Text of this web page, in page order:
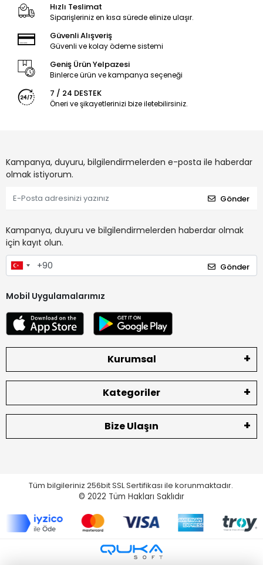
Hızlı Teslimat
Siparişleriniz en kısa sürede elinize ulaşır.
Güvenli Alışveriş
Güvenli ve kolay ödeme sistemi
Geniş Ürün Yelpazesi
Binlerce ürün ve kampanya seçeneği
7 / 24 DESTEK
Öneri ve şikayetlerinizi bize iletebilirsiniz.
Kampanya, duyuru, bilgilendirmelerden e-posta ile haberdar
olmak istiyorum.
Gönder
Kampanya, duyuru ve bilgilendirmelerden haberdar olmak
için kayıt olun.
Gönder
Mobil Uygulamalarımız
Kurumsal
Kategoriler
Bize Ulaşın
Tüm bilgileriniz 256bit SSL Sertifikası ile korunmaktadır.
© 2022 Tüm Hakları Saklıdır